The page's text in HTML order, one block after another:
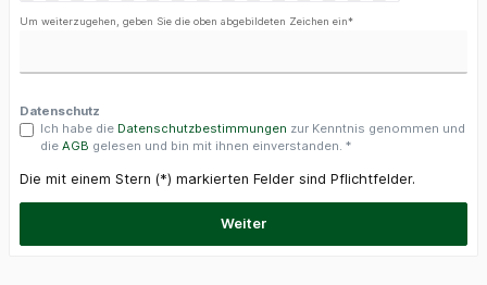
Um weiterzugehen, geben Sie die oben abgebildeten Zeichen ein*
Datenschutz
Ich habe die Datenschutzbestimmungen zur Kenntnis genommen und
dieAGB gelesen und bin mit ihnen einverstanden. *
Die mit einem Stern (*) markierten Felder sind Pflichtfelder.
Weiter